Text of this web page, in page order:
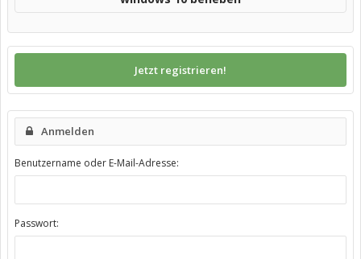
Jetzt registrieren!
Anmelden
Benutzername oder E-Mail-Adresse:
Passwort: